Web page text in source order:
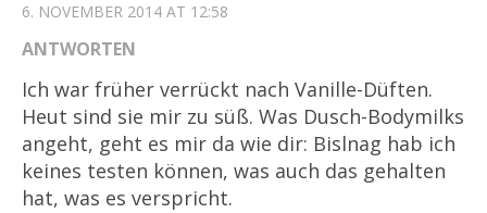
6. NOVEMBER 2014 AT 12:58
ANTWORTEN
Ich war früher verrückt nach Vanille-Düften.
Heut sind sie mir zu süß. Was Dusch-Bodymilks
angeht, geht es mir da wie dir: Bislnag hab ich
keines testen können, was auch das gehalten
hat, was es verspricht.